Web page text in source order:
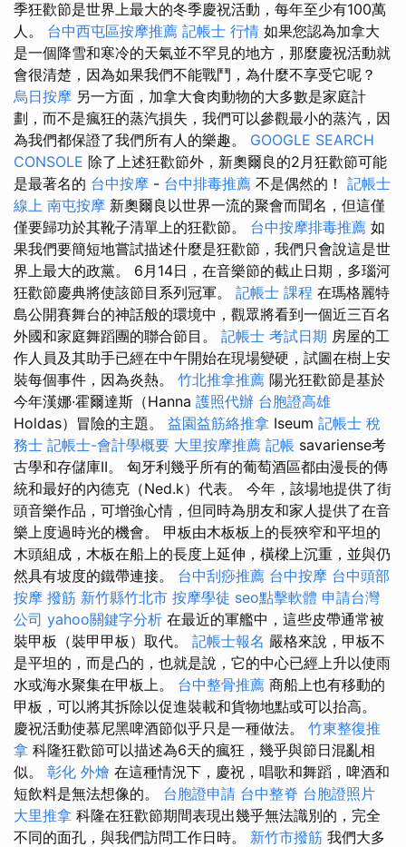
季狂歡節是世界上最大的冬季慶祝活動，每年至少有100萬
人。 台中西屯區按摩推薦 記帳士 行情 如果您認為加拿大
是一個降雪和寒冷的天氣並不罕見的地方，那麼慶祝活動就
會很清楚，因為如果我們不能戰鬥，為什麼不享受它呢？
烏日按摩 另一方面，加拿大食肉動物的大多數是家庭計
劃，而不是瘋狂的蒸汽損失，我們可以參觀最小的蒸汽，因
為我們都保證了我們所有人的樂趣。 GOOGLE SEARCH
CONSOLE 除了上述狂歡節外，新奧爾良的2月狂歡節可能
是最著名的 台中按摩 - 台中排毒推薦 不是偶然的！ 記帳士
線上 南屯按摩 新奧爾良以世界一流的聚會而聞名，但這僅
僅要歸功於其靴子清單上的狂歡節。 台中按摩排毒推薦 如
果我們要簡短地嘗試描述什麼是狂歡節，我們只會說這是世
界上最大的政黨。 6月14日，在音樂節的截止日期，多瑙河
狂歡節慶典將使該節目系列冠軍。 記帳士 課程 在瑪格麗特
島公開賽舞台的神話般的環境中，觀眾將看到一個近三百名
外國和家庭舞蹈團的聯合節目。 記帳士 考試日期 房屋的工
作人員及其助手已經在中午開始在現場變硬，試圖在樹上安
裝每個事件，因為炎熱。 竹北推拿推薦 陽光狂歡節是基於
今年漢娜·霍爾達斯（Hanna 護照代辦 台胞證高雄
Holdas）冒險的主題。 益園益筋絡推拿 Iseum 記帳士 稅
務士 記帳士-會計學概要 大里按摩推薦 記帳 savariense考
古學和存儲庫II。 匈牙利幾乎所有的葡萄酒區都由漫長的傳
統和最好的內德克（Ned.k）代表。 今年，該場地提供了街
頭音樂作品，可增強心情，但同時為朋友和家人提供了在音
樂上度過時光的機會。 甲板由木板板上的長狹窄和平坦的
木頭組成，木板在船上的長度上延伸，橫樑上沉重，並與仍
然具有坡度的鐵帶連接。 台中刮痧推薦 台中按摩 台中頭部
按摩 撥筋 新竹縣竹北市 按摩學徒 seo點擊軟體 申請台灣
公司 yahoo關鍵字分析 在最近的軍艦中，這些皮帶通常被
裝甲板（裝甲甲板）取代。 記帳士報名 嚴格來說，甲板不
是平坦的，而是凸的，也就是說，它的中心已經上升以使雨
水或海水聚集在甲板上。 台中整骨推薦 商船上也有移動的
甲板，可以將其拆除以促進裝載和貨物地點或可以抬高。
慶祝活動使慕尼黑啤酒節似乎只是一種做法。 竹東整復推
拿 科隆狂歡節可以描述為6天的瘋狂，幾乎與節日混亂相
似。 彰化 外燴 在這種情況下，慶祝，唱歌和舞蹈，啤酒和
短飲料是無法想像的。 台胞證申請 台中整脊 台胞證照片
大里推拿 科隆在狂歡節期間表現出幾乎無法識別的，完全
不同的面孔，與我們訪問工作日時。 新竹市撥筋 我們大多